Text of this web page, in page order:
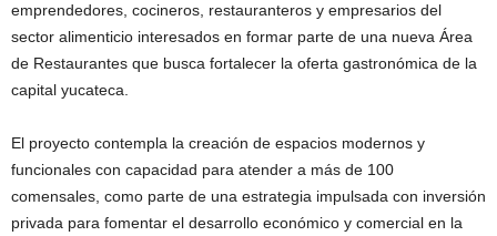
emprendedores, cocineros, restauranteros y empresarios del
sector alimenticio interesados en formar parte de una nueva Área
de Restaurantes que busca fortalecer la oferta gastronómica de la
capital yucateca.
El proyecto contempla la creación de espacios modernos y
funcionales con capacidad para atender a más de 100
comensales, como parte de una estrategia impulsada con inversión
privada para fomentar el desarrollo económico y comercial en la